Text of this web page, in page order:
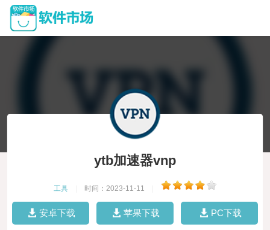
ytb加速器vnp
工具 时间：2023-11-11
安卓下载 苹果下载 PC下载